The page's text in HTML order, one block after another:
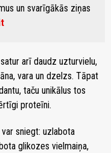
un svarīgākās ziņas
arī daudz uzturvielu,
vara un dzelzs. Tāpat
taču unikālus tos
proteīni.
sniegt: uzlabota
glikozes vielmaiņa,